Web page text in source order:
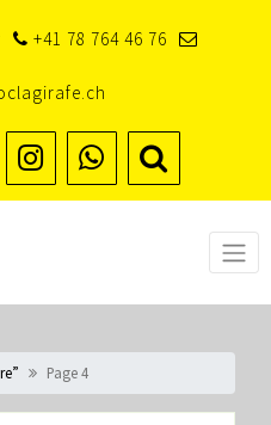
+41 78 764 46 76
Page 4